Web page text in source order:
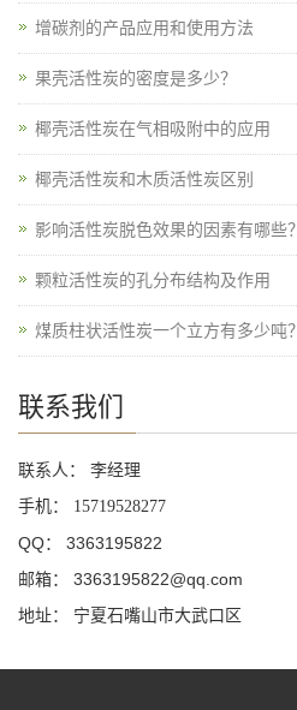
增碳剂的产品应用和使用方法
果壳活性炭的密度是多少？
椰壳活性炭在气相吸附中的应用
椰壳活性炭和木质活性炭区别
影响活性炭脱色效果的因素有哪些？
颗粒活性炭的孔分布结构及作用
煤质柱状活性炭一个立方有多少吨？
联系我们
联系人： 李经理
手机：
15719528277
QQ： 3363195822
邮箱： 3363195822@qq.com
地址： 宁夏石嘴山市大武口区